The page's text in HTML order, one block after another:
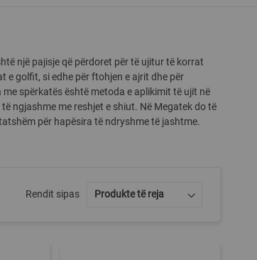
një pajisje që përdoret për të ujitur të korrat
e golfit, si edhe për ftohjen e ajrit dhe për
me spërkatës është metoda e aplikimit të ujit në
ngjashme me reshjet e shiut. Në Megatek do të
për hapësira të ndryshme të jashtme.
Rendit sipas